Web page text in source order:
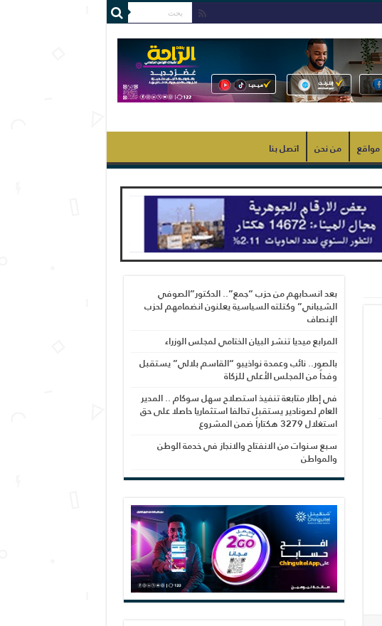
مواقع من نحن اتصل بنا
بعد انسحابهم من حزب “جمع”.. الدكتور”الصوفي
الشيباني” وكتلته السياسية يعلنون انضمامهم لحزب
الإنصاف
المرابع ميديا تنشر البيان الختامي لمجلس الوزراء
بالصور.. نائب وعمدة نواذيبو “القاسم بلالي” يستقبل
وفداً من المجلس الأعلى للزكاة
في إطار متابعة تنفيذ استصلاح سهل سوكام .. المدير
العام لصونادير يستقبل تحالفا استثماريا حاصلا على حق
استغلال 3279 هكتاراً ضمن المشروع
سبع سنوات من الانفتاح والانجاز في خدمة الوطن
والمواطن